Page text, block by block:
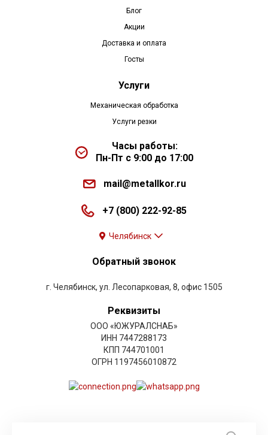
Блог
Акции
Доставка и оплата
Госты
Услуги
Механическая обработка
Услуги резки
Часы работы:
Пн-Пт с 9:00 до 17:00
mail@metallkor.ru
+7 (800) 222-92-85
Челябинск
Обратный звонок
г. Челябинск, ул. Лесопарковая, 8, офис 1505
Реквизиты
ООО «ЮЖУРАЛСНАБ»
ИНН 7447288173
КПП 744701001
ОГРН 1197456010872